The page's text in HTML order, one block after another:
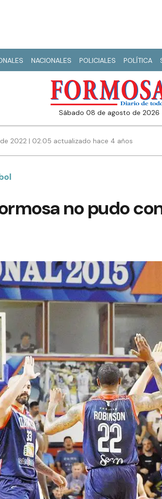
NACIONALES POLICIALES POLÍTICA
sábado 08 de agosto de 2026
2022 | 02:05 actualizado hace 4 años
no pudo